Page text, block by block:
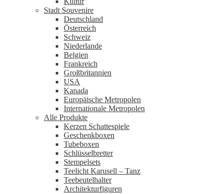
Stadt Souvenire
Deutschland
Österreich
Schweiz
Niederlande
Belgien
Frankreich
Großbritannien
USA
Kanada
Europäische Metropolen
Internationale Metropolen
Alle Produkte
Kerzen Schattespiele
Geschenkboxen
Tubeboxen
Schlüsselbretter
Stempelsets
Teelicht Karusell – Tanz
Teebeutelhalter
Architekturfiguren